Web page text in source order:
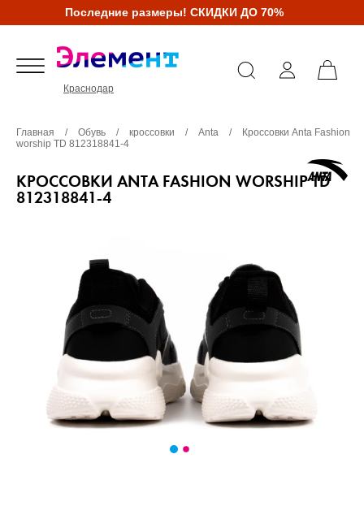
Последние размеры! СКИДКИ ДО 70%
Краснодар
Главная / Обувь / кроссовки / Anta /
Кроссовки Anta Fashion
worship TD 812318841-4
КРОССОВКИ ANTA FASHION WORSHIP TD
812318841-4